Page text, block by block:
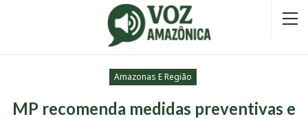
Amazonas E Região
MP recomenda medidas preventivas e